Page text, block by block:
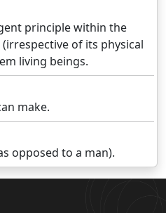
principle within the
of its physical
living beings.
make.
opposed to a man).